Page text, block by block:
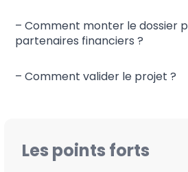
– Comment monter le dossier
partenaires financiers ?
– Comment valider le projet ?
Les points forts